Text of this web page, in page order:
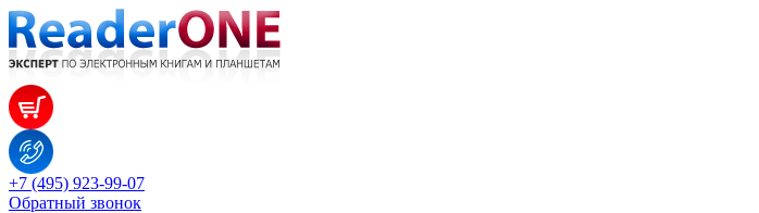
+7 (495) 923-99-07
Обратный звонок